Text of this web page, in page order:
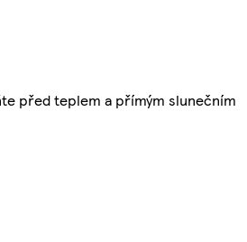
před teplem a přímým slunečním